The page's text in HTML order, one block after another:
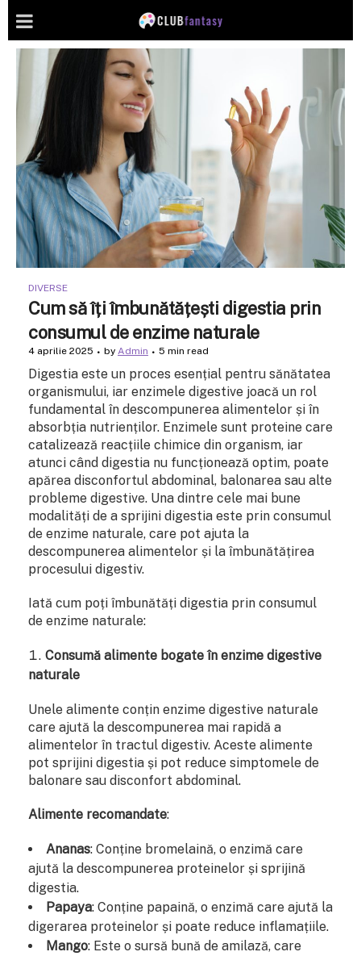
DIVERSE
Cum să îți îmbunătățești digestia prin
consumul de enzime naturale
4 aprilie 2025 by Admin 5 min read
Digestia este un proces esențial pentru sănătatea
organismului, iar enzimele digestive joacă un rol
fundamental în descompunerea alimentelor și în
absorbția nutrienților. Enzimele sunt proteine care
catalizează reacțiile chimice din organism, iar
atunci când digestia nu funcționează optim, poate
apărea disconfortul abdominal, balonarea sau alte
probleme digestive. Una dintre cele mai bune
modalități de a sprijini digestia este prin consumul
de enzime naturale, care pot ajuta la
descompunerea alimentelor și la îmbunătățirea
procesului digestiv.
Iată cum poți îmbunătăți digestia prin consumul
de enzime naturale:
Consumă alimente bogate în enzime digestive
naturale
Unele alimente conțin enzime digestive naturale
care ajută la descompunerea mai rapidă a
alimentelor în tractul digestiv. Aceste alimente
pot sprijini digestia și pot reduce simptomele de
balonare sau disconfort abdominal.
Alimente recomandate:
Ananas: Conține bromelaină, o enzimă care
ajută la descompunerea proteinelor și sprijină
digestia.
Papaya: Conține papaină, o enzimă care ajută la
digerarea proteinelor și poate reduce inflamațiile.
Mango: Este o sursă bună de amilază, care